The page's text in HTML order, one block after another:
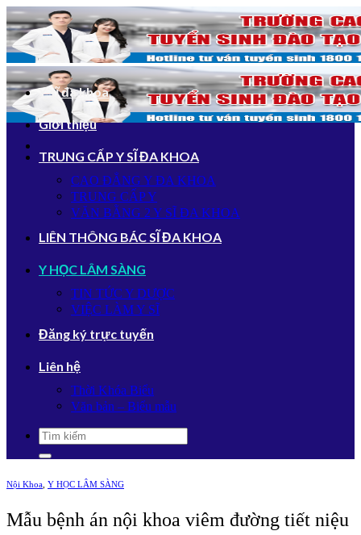
Bỏ
qua
nội
dung
Y sĩ đa khoa
Giới thiệu
TRUNG CẤP Y SĨ ĐA KHOA
CAO ĐẲNG Y ĐA KHOA
TRUNG CẤP Y
VĂN BẰNG 2 Y SĨ ĐA KHOA
LIÊN THÔNG BÁC SĨ ĐA KHOA
Y HỌC LÂM SÀNG
TIN TỨC Y DƯỢC
VIỆC LÀM Y SĨ
Đăng ký trực tuyến
Liên hệ
Thời Khóa Biểu
Văn bản – Biểu mẫu
Nội Khoa Y HỌC LÂM SÀNG
Mẫu bệnh án nội khoa viêm đường tiết niệu